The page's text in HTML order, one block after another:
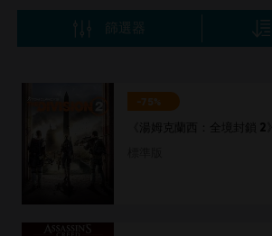
篩選器
-75%
《湯姆克蘭西：全境封鎖 2》